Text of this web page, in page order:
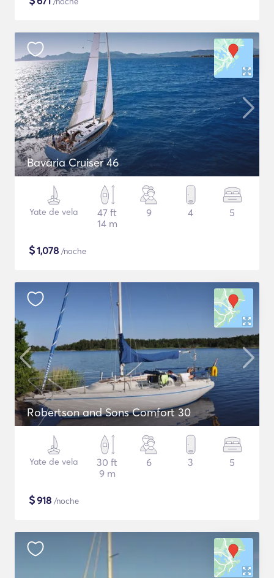
Bavaria Cruiser 46
Yate de vela
47 ft
14 m
9 4 5
$1,078 /noche
Robertson and Sons Comfort 30
Yate de vela
30 ft
9 m
6 3 5
$918 /noche